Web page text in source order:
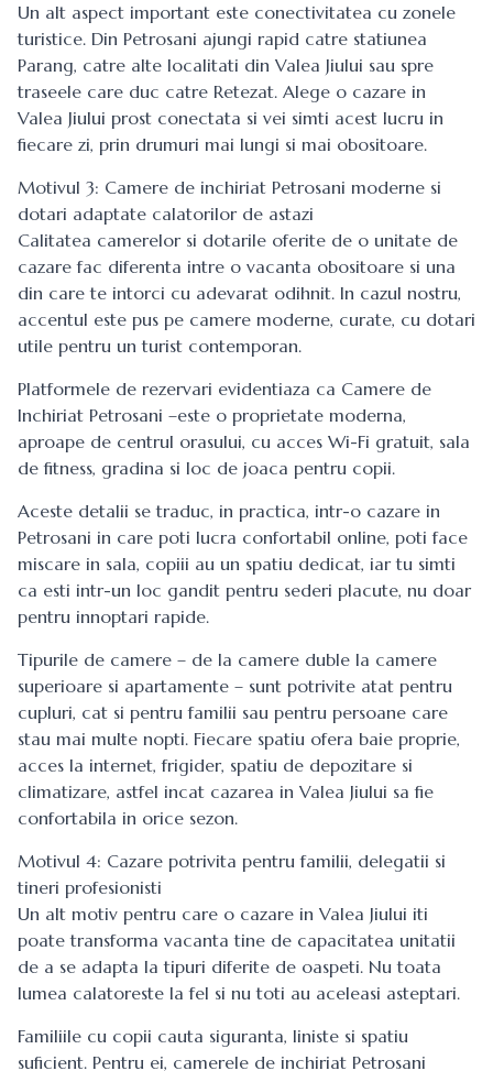
Un alt aspect important este conectivitatea cu zonele
turistice. Din Petrosani ajungi rapid catre statiunea
Parang, catre alte localitati din Valea Jiului sau spre
traseele care duc catre Retezat. Alege o cazare in
Valea Jiului prost conectata si vei simti acest lucru in
fiecare zi, prin drumuri mai lungi si mai obositoare.
Motivul 3: Camere de inchiriat Petrosani moderne si
dotari adaptate calatorilor de astazi
Calitatea camerelor si dotarile oferite de o unitate de
cazare fac diferenta intre o vacanta obositoare si una
din care te intorci cu adevarat odihnit. In cazul nostru,
accentul este pus pe camere moderne, curate, cu dotari
utile pentru un turist contemporan.
Platformele de rezervari evidentiaza ca Camere de
Inchiriat Petrosani –este o proprietate moderna,
aproape de centrul orasului, cu acces Wi-Fi gratuit, sala
de fitness, gradina si loc de joaca pentru copii.
Aceste detalii se traduc, in practica, intr-o cazare in
Petrosani in care poti lucra confortabil online, poti face
miscare in sala, copiii au un spatiu dedicat, iar tu simti
ca esti intr-un loc gandit pentru sederi placute, nu doar
pentru innoptari rapide.
Tipurile de camere – de la camere duble la camere
superioare si apartamente – sunt potrivite atat pentru
cupluri, cat si pentru familii sau pentru persoane care
stau mai multe nopti. Fiecare spatiu ofera baie proprie,
acces la internet, frigider, spatiu de depozitare si
climatizare, astfel incat cazarea in Valea Jiului sa fie
confortabila in orice sezon.
Motivul 4: Cazare potrivita pentru familii, delegatii si
tineri profesionisti
Un alt motiv pentru care o cazare in Valea Jiului iti
poate transforma vacanta tine de capacitatea unitatii
de a se adapta la tipuri diferite de oaspeti. Nu toata
lumea calatoreste la fel si nu toti au aceleasi asteptari.
Familiile cu copii cauta siguranta, liniste si spatiu
suficient. Pentru ei, camerele de inchiriat Petrosani